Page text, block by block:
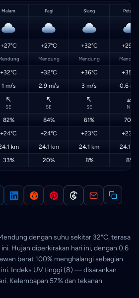
Malam Pagi Siang Petang
+27°C +27°C +32°C
+29°C
Mendung Mendung
+32°C +32°C +36°C
+35°C
1 m/s 2.9 m/s 3 m/s 0.6 m/
↑
SE
↑
SE
↑
SE
↑
NE
82% 84% 61%
70%
+24°C +24°C +23°C
+23°C
km 24.1 km 24.1 km
24.1
33% 20% 8% 8%
dengan suhu sekitar 32°C, terasa
Hujan diperkirakan hari ini, dengan 0.6
berat 100% menghalangi sebagian
ini. Indeks UV tinggi (8) — disarankan
Kelembapan 57% dan tekanan